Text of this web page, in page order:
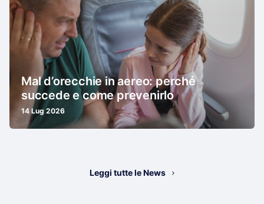
Mal d’orecchie in aereo: perché
succede e come prevenirlo
14 Lug 2026
Leggi tutte le News